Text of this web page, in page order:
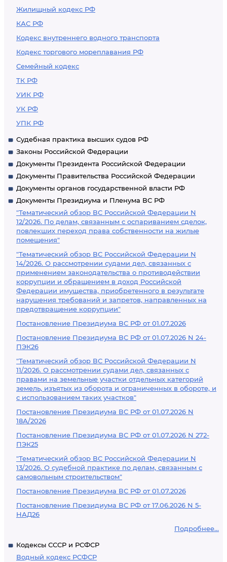
Жилищный кодекс РФ
КАС РФ
Кодекс внутреннего водного транспорта
Кодекс торгового мореплавания РФ
Семейный кодекс
ТК РФ
УИК РФ
УК РФ
УПК РФ
Судебная практика высших судов РФ
Законы Российской Федерации
Документы Президента Российской Федерации
Документы Правительства Российской Федерации
Документы органов государственной власти РФ
Документы Президиума и Пленума ВС РФ
"Тематический обзор ВС Российской Федерации N
12/2026. По делам, связанным с оспариванием сделок,
повлекших переход права собственности на жилые
помещения"
"Тематический обзор ВС Российской Федерации N
14/2026. О рассмотрении судами дел, связанных с
применением законодательства о противодействии
коррупции и обращением в доход Российской
Федерации имущества, приобретенного в результате
нарушения требований и запретов, направленных на
предотвращение коррупции"
Постановление Президиума ВС РФ от 01.07.2026
Постановление Президиума ВС РФ от 01.07.2026 N 24-
ПЭК26
"Тематический обзор ВС Российской Федерации N
11/2026. О рассмотрении судами дел, связанных с
правами на земельные участки отдельных категорий
земель, изъятых из оборота и ограниченных в обороте, и
с использованием таких участков"
Постановление Президиума ВС РФ от 01.07.2026 N
18А/2026
Постановление Президиума ВС РФ от 01.07.2026 N 272-
ПЭК25
"Тематический обзор ВС Российской Федерации N
13/2026. О судебной практике по делам, связанным с
самовольным строительством"
Постановление Президиума ВС РФ от 01.07.2026
Постановление Президиума ВС РФ от 17.06.2026 N 5-
НАД26
Подробнее...
Кодексы СССР и РСФСР
Водный кодекс РСФСР